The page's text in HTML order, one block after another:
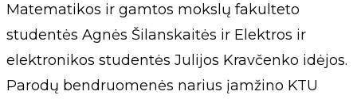
Matematikos ir gamtos mokslų fakulteto
studentės Agnės Šilanskaitės ir Elektros ir
elektronikos studentės Julijos Kravčenko idėjos.
Parodų bendruomenės narius įamžino KTU